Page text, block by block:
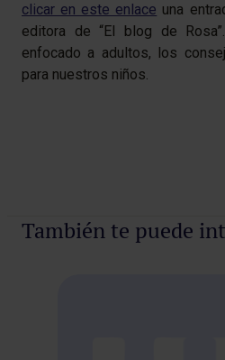
clicar en este enlace una
editora de “El blog de
enfocado a adultos, los
para nuestros niños.
También te puede